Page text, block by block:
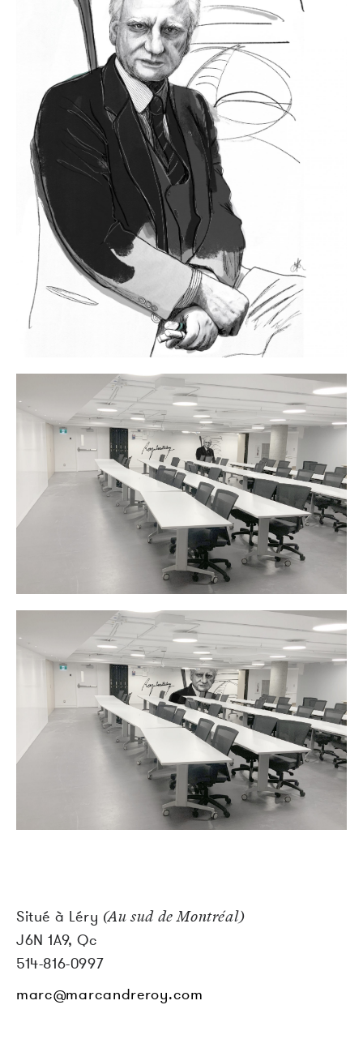
Situé à Léry (Au sud de Montréal)
J6N 1A9, Qc
514-816-0997
marc@marcandreroy.com